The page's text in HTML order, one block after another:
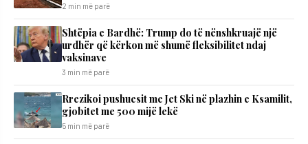
2 min më parë
Shtëpia e Bardhë: Trump do të nënshkruajë një
urdhër që kërkon më shumë fleksibilitet ndaj
vaksinave
3 min më parë
Rrezikoi pushuesit me Jet Ski në plazhin e Ksamilit,
gjobitet me 500 mijë lekë
5 min më parë